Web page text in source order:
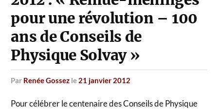
pour une révolution – 100
ans de Conseils de
Physique Solvay »
par Renée Gossez le 21 janvier 2012
Pour célébrer le centenaire des Conseils de Physique